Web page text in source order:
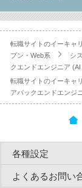
転職サイトのイーキャ
プン・Web系
シ
クエンドエンジニア
転職サイトのイーキャ
アバックエンドエンジ
各種設定
よくあるお問い